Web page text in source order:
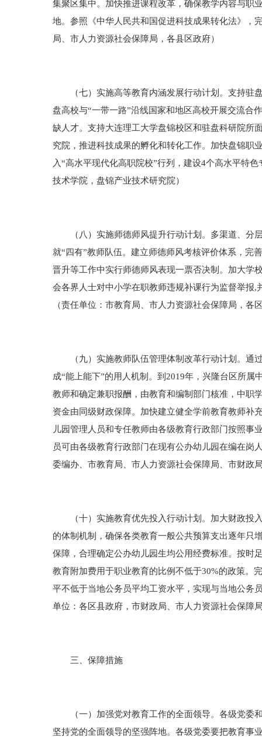
集聚区集中。加快推进课程改革，确保教学内容与职
地。参照《中华人民共和国促进科技成果转化法》，
局、市人力资源社会保障局，各县区政府）
（七）实施高等教育内涵发展行动计划。支持驻盘
盘高校与“一带一路”沿线国家和地区高校开展交流合
缺人才。支持大连理工大学盘锦校区和驻盘科研院所
究院，推进科技成果的孵化和转化工作。加快盘锦职
入“高水平现代化高职院校”行列，建设4个高水平特
技术学院，盘锦产业技术研究院）
（八）实施师德师风提升行动计划。多渠道、分层
就“四有”教师队伍。建立师德师风考核评价体系，完
晋升等工作中实行师德师风表现一票否决制。加大学
会各界人士对中小学在职教师违规补课行为监督举报
（责任单位：市教育局、市人力资源社会保障局，各
（九）实施教师队伍管理体制改革行动计划。通过
成“能上能下”的用人机制。到2019年，兴隆台区所
教师和确定兼职报酬，由教育和编制部门核准，中职
资金由同级财政保障。加快建立健全学前教育教师补
儿园管理人员和专任教师由各级教育行政部门按照
员可由各级教育行政部门在现有公办幼儿园在编在岗
委编办、市教育局、市人力资源社会保障局、市财政
（十）实施教育优先投入行动计划。加大财政投入
的体制机制，确保各类教育一般公共预算支出逐年只
保障，合理确定公办幼儿园生均公用经费标准。按时
教育附加费用于职业教育的比例不低于30%的政策。
平不低于当地公务员平均工资水平，实现与当地公务
单位：各区县政府，市财政局、市人力资源社会保障
三、保障措施
（一）加强党对教育工作的全面领导。各级党委和
坚持党的全面领导的坚强阵地。各级党委要把教育事